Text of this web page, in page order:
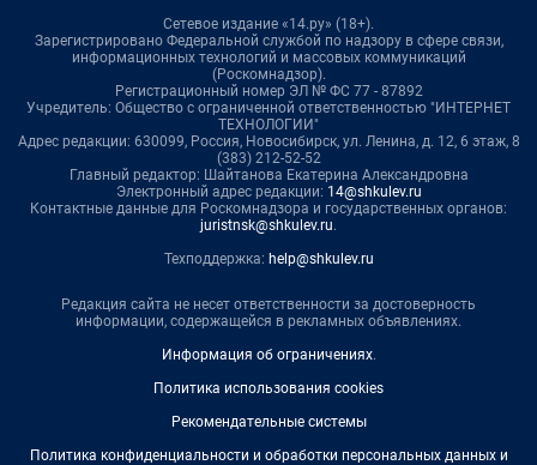
Сетевое издание «14.ру» (18+).
Зарегистрировано Федеральной службой по надзору в сфере связи,
информационных технологий и массовых коммуникаций
(Роскомнадзор).
Регистрационный номер ЭЛ № ФС 77 - 87892
Учредитель: Общество с ограниченной ответственностью "ИНТЕРНЕТ
ТЕХНОЛОГИИ"
Адрес редакции: 630099, Россия, Новосибирск, ул. Ленина, д. 12, 6 этаж, 8
(383) 212-52-52
Главный редактор: Шайтанова Екатерина Александровна
Электронный адрес редакции: 14@shkulev.ru
Контактные данные для Роскомнадзора и государственных органов:
juristnsk@shkulev.ru.
Техподдержка: help@shkulev.ru
Редакция сайта не несет ответственности за достоверность
информации, содержащейся в рекламных объявлениях.
Информация об ограничениях.
Политика использования cookies
Рекомендательные системы
Политика конфиденциальности и обработки персональных данных и